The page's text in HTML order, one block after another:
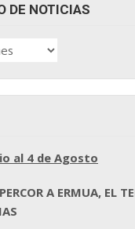
DE NOTICIAS
al 4 de Agosto
A ERMUA, EL